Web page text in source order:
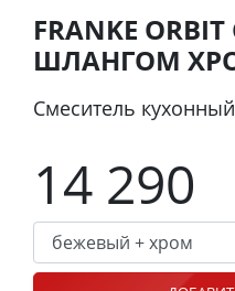
FRANKE
ШЛАНГОМ
Смеситель кухонный
14 290